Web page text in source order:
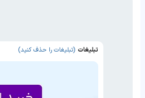
تبلیغات (تبلیغات را حذف کنید)